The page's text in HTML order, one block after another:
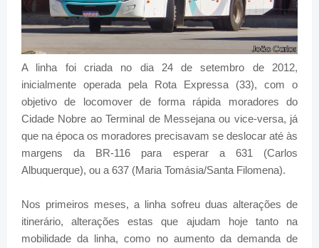
A linha foi criada no dia 24 de setembro de 2012,
inicialmente operada pela Rota Expressa (33), com o
objetivo de locomover de forma rápida moradores do
Cidade Nobre ao Terminal de Messejana ou vice-versa, já
que na época os moradores precisavam se deslocar até às
margens da BR-116 para esperar a 631 (Carlos
Albuquerque), ou a 637 (Maria Tomásia/Santa Filomena).
Nos primeiros meses, a linha sofreu duas alterações de
itinerário, alterações estas que ajudam hoje tanto na
mobilidade da linha, como no aumento da demanda de